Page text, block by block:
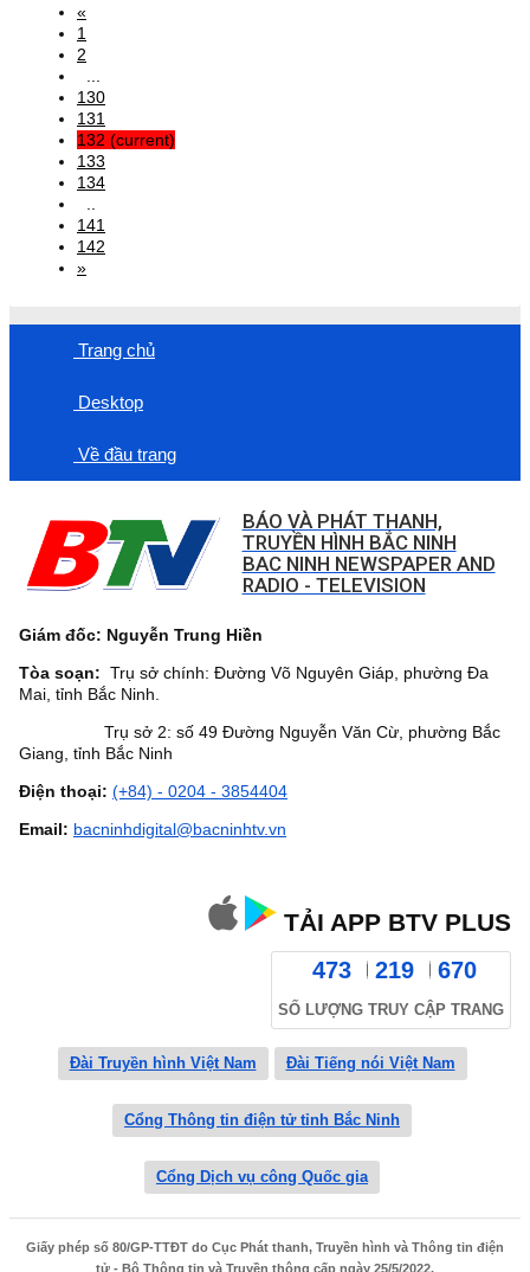
«
1
2
130
131
132 (current)
133
134
141
142
»
Trang chủ
Desktop
Về đầu trang
BÁO VÀ PHÁT THANH,
TRUYỀN HÌNH BẮC NINH
BAC NINH NEWSPAPER AND
RADIO - TELEVISION
Giám đốc: Nguyễn Trung Hiền
Tòa soạn: Trụ sở chính: Đường Võ Nguyên Giáp, phường Đa
Mai, tỉnh Bắc Ninh.
Trụ sở 2: số 49 Đường Nguyễn Văn Cừ, phường Bắc
Giang, tỉnh Bắc Ninh
Điện thoại: (+84) - 0204 - 3854404
Email: bacninhdigital@bacninhtv.vn
TẢI APP BTV PLUS
473 219 670
SỐ LƯỢNG TRUY CẬP TRANG
Đài Truyền hình Việt Nam Đài Tiếng nói Việt Nam
Cổng Thông tin điện tử tỉnh Bắc Ninh
Cổng Dịch vụ công Quốc gia
Giấy phép số 80/GP-TTĐT do Cục Phát thanh, Truyền hình và Thông tin điện
tử - Bộ Thông tin và Truyền thông cấp ngày 25/5/2022.